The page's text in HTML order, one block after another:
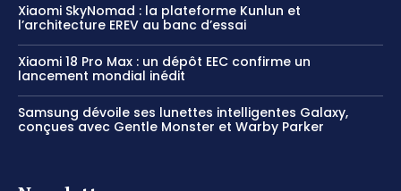
Xiaomi SkyNomad : la plateforme Kunlun et
l’architecture EREV au banc d’essai
Xiaomi 18 Pro Max : un dépôt EEC confirme un
lancement mondial inédit
Samsung dévoile ses lunettes intelligentes Galaxy,
conçues avec Gentle Monster et Warby Parker